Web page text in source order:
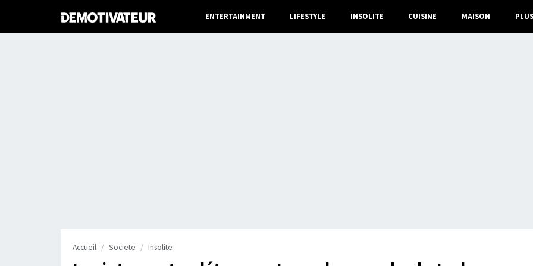
ENTERTAINMENT LIFESTYLE INSOLITE CUISINE MAISON PLUS
Accueil Societe Insolite